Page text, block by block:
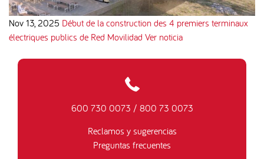
Nov 13, 2025 Début de la construction des 4 premiers terminaux
électriques publics de Red Movilidad Ver noticia
600 730 0073 / 800 73 0073
Reclamos y sugerencias
Preguntas frecuentes